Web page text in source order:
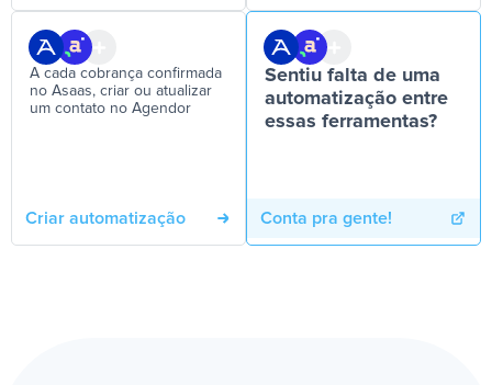
A cada cobrança confirmada
no Asaas, criar ou atualizar
um contato no Agendor
Criar automatização
Sentiu falta de uma
automatização entre
essas ferramentas?
Conta pra gente!